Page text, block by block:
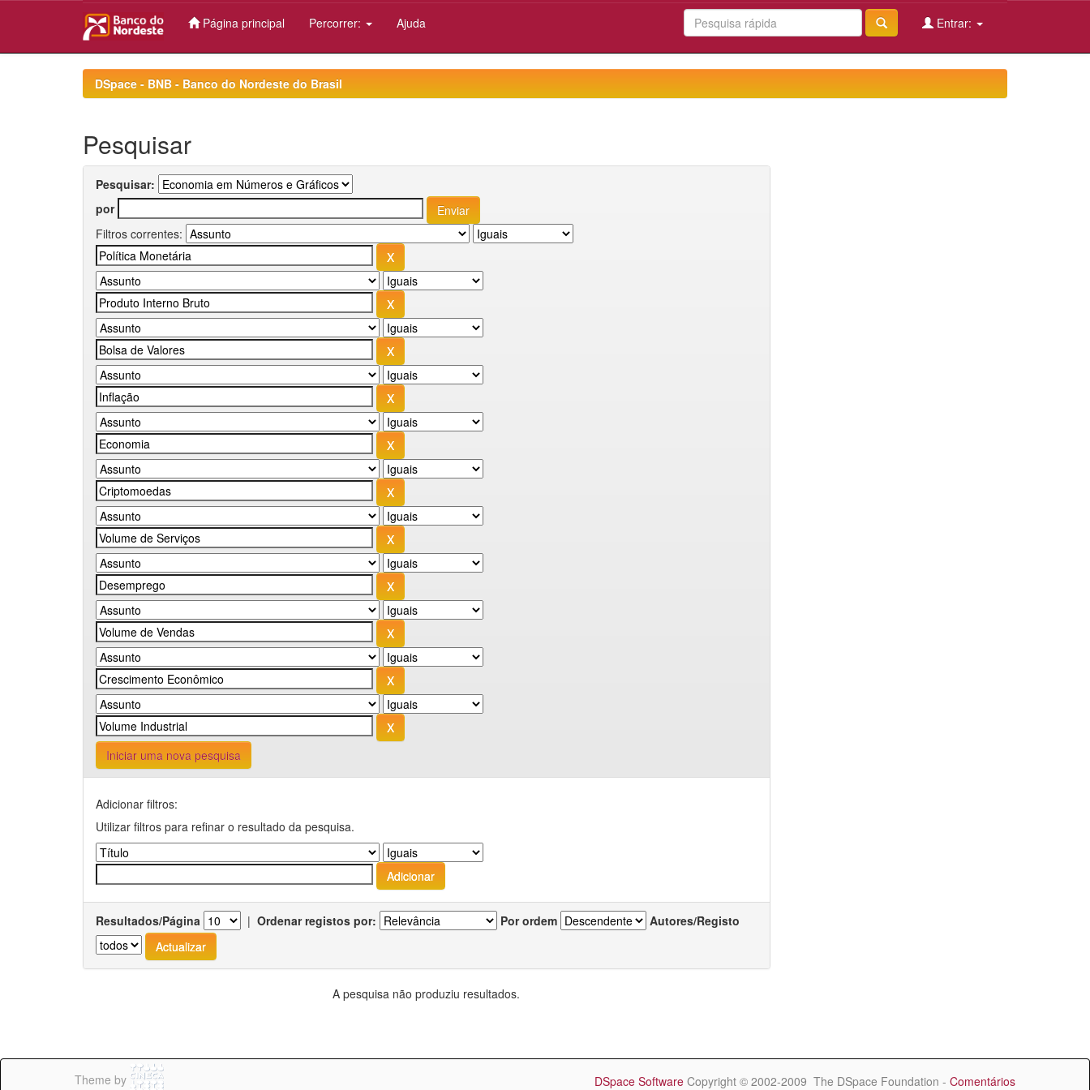
Página principal Percorrer: Ajuda Entrar:
DSpace - BNB - Banco do Nordeste do Brasil
Pesquisar
Pesquisar:
por
Filtros correntes:
Iniciar uma nova pesquisa
Adicionar filtros:
Utilizar filtros para refinar o resultado da pesquisa.
Resultados/Página | Ordenar registos por: Por ordem Autores/Registo
A pesquisa não produziu resultados.
Theme by DSpace Software Copyright © 2002-2009 The DSpace Foundation - Comentários